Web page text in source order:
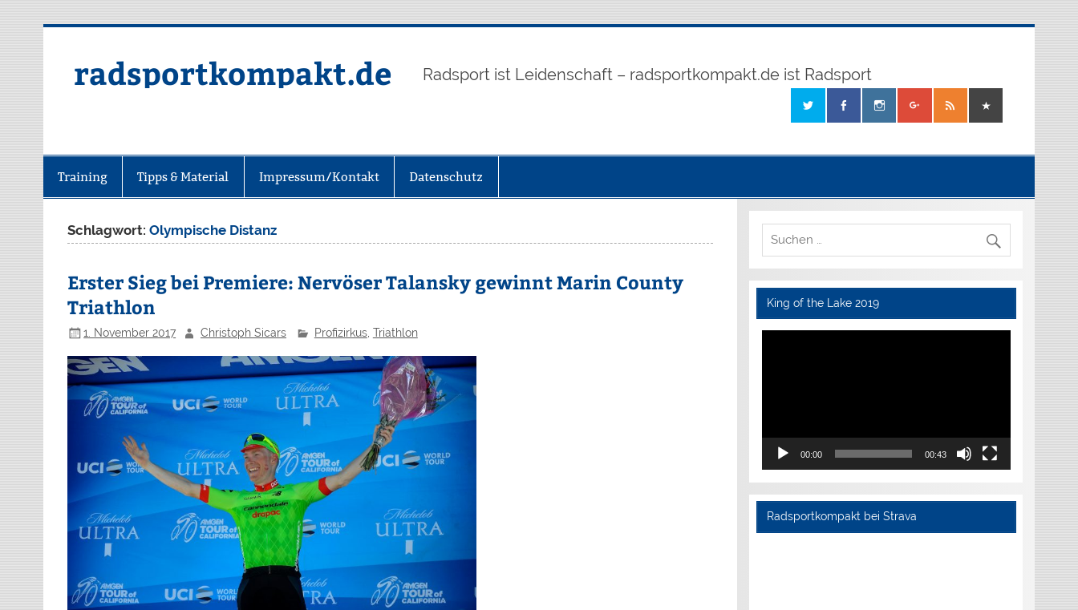
radsportkompakt.de Radsport ist Leidenschaft – radsportkompakt.de ist Radsport
Training Tipps & Material Impressum/Kontakt Datenschutz
Schlagwort:Olympische Distanz
Erster Sieg bei Premiere: Nervöser Talansky gewinnt Marin County
Triathlon
1. November 2017 Christoph Sicars Profizirkus, Triathlon
King of the Lake 2019
Video-
00:00 00:43
Radsportkompakt bei Strava